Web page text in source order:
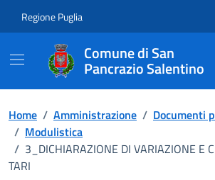
Regione Puglia
Comune di San
Pancrazio Salentino
Home / Amministrazione / Documenti
/ Modulistica
/ 3_DICHIARAZIONE DI VARIAZIONE E
TARI